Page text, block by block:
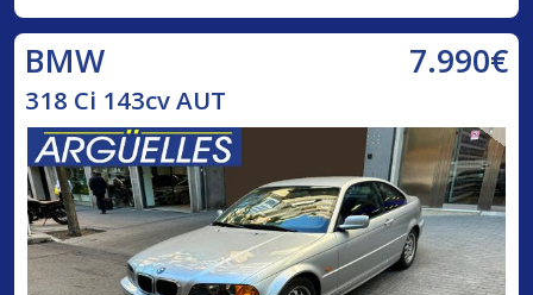
BMW 7.990€
318 Ci 143cv AUT